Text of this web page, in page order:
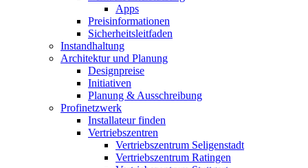
Apps
Preisinformationen
Sicherheitsleitfaden
Instandhaltung
Architektur und Planung
Designpreise
Initiativen
Planung & Ausschreibung
Profinetzwerk
Installateur finden
Vertriebszentren
Vertriebszentrum Seligenstadt
Vertriebszentrum Ratingen